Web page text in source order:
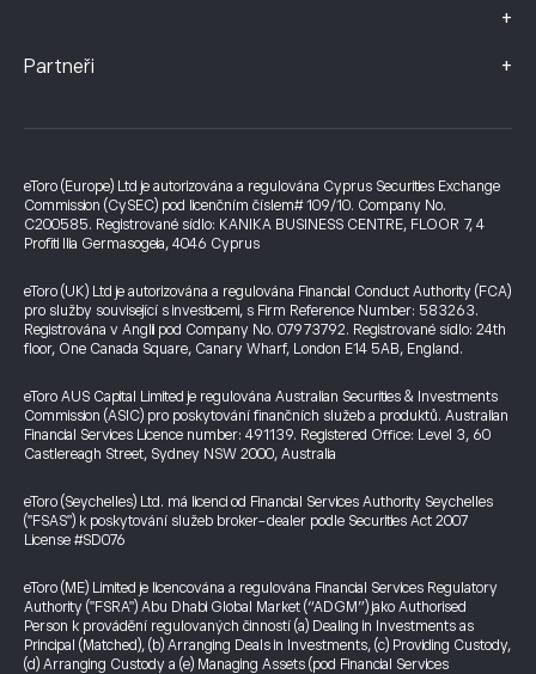
+
Partneři +
eToro (Europe) Ltd je autorizována a regulována Cyprus Securities Exchange
Commission (CySEC) pod licenčním číslem# 109/10. Company No.
C200585. Registrované sídlo: KANIKA BUSINESS CENTRE, FLOOR 7, 4
Profiti Ilia Germasogeia, 4046 Cyprus
eToro (UK) Ltd je autorizována a regulována Financial Conduct Authority (FCA)
pro služby související s investicemi, s Firm Reference Number: 583263.
Registrována v Anglii pod Company No. 07973792. Registrované sídlo: 24th
floor, One Canada Square, Canary Wharf, London E14 5AB, England.
eToro AUS Capital Limited je regulována Australian Securities & Investments
Commission (ASIC) pro poskytování finančních služeb a produktů. Australian
Financial Services Licence number: 491139. Registered Office: Level 3, 60
Castlereagh Street, Sydney NSW 2000, Australia
eToro (Seychelles) Ltd. má licenci od Financial Services Authority Seychelles
("FSAS") k poskytování služeb broker-dealer podle Securities Act 2007
License #SD076
eToro (ME) Limited je licencována a regulována Financial Services Regulatory
Authority ("FSRA") Abu Dhabi Global Market (“ADGM”) jako Authorised
Person k provádění regulovaných činností (a) Dealing in Investments as
Principal (Matched), (b) Arranging Deals in Investments, (c) Providing Custody,
(d) Arranging Custody a (e) Managing Assets (pod Financial Services